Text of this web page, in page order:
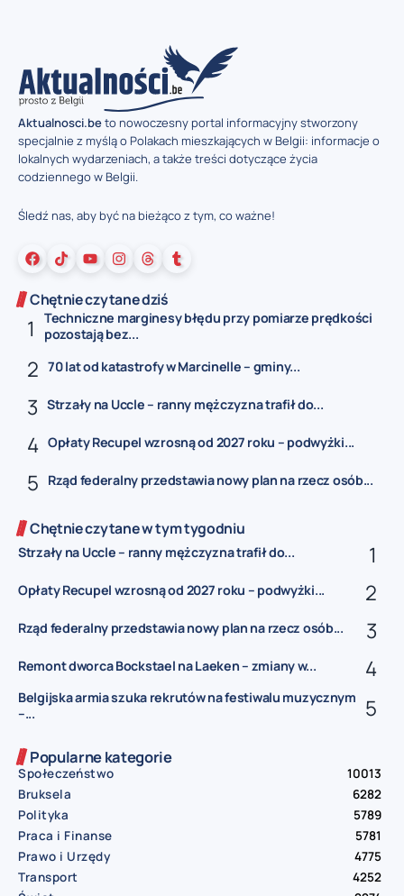
Aktualnosci.beto nowoczesny portal informacyjny stworzony
specjalnie z myślą o Polakach mieszkających w Belgii: informacje o
lokalnych wydarzeniach, a także treści dotyczące życia
codziennego w Belgii.
Śledź nas, aby być na bieżąco z tym, co ważne!
Chętnie czytane dziś
Techniczne marginesy błędu przy pomiarze prędkości
pozostają bez...
70 lat od katastrofy w Marcinelle – gminy...
Strzały na Uccle – ranny mężczyzna trafił do...
Opłaty Recupel wzrosną od 2027 roku – podwyżki...
Rząd federalny przedstawia nowy plan na rzecz osób...
Chętnie czytane w tym tygodniu
Strzały na Uccle – ranny mężczyzna trafił do...
Opłaty Recupel wzrosną od 2027 roku – podwyżki...
Rząd federalny przedstawia nowy plan na rzecz osób...
Remont dworca Bockstael na Laeken – zmiany w...
Belgijska armia szuka rekrutów na festiwalu muzycznym
–...
Popularne kategorie
Społeczeństwo
10013
Bruksela
6282
Polityka
5789
Praca i Finanse
5781
Prawo i Urzędy
4775
Transport
4252